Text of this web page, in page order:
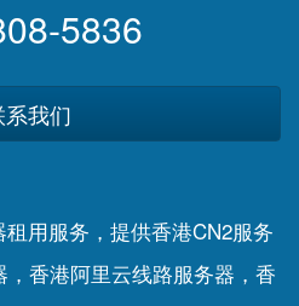
5836
系我们
用服务，提供香港CN2服务
香港阿里云线路服务器，香